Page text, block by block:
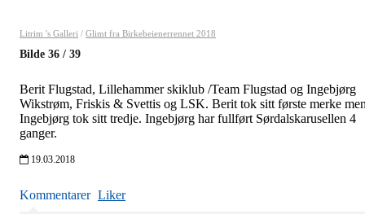
Litrim 's Galleri / Glimt fra Birkebeienerrennet 2018
Bilde 36 / 39
Berit Flugstad, Lillehammer skiklub /Team Flugstad og Ingebjørg
Wikstrøm, Friskis & Svettis og LSK. Berit tok sitt første merke
Ingebjørg tok sitt tredje. Ingebjørg har fullført Sørdalskarusellen 4
ganger.
19.03.2018
Kommentarer Liker